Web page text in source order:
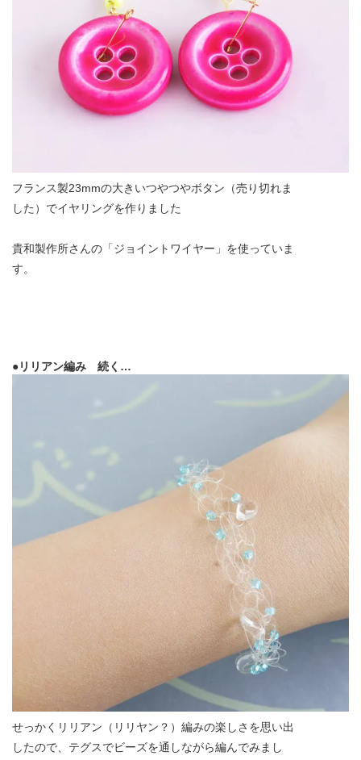
フランス製23mmの大きいつやつやボタン（売り切れま
した）でイヤリングを作りました
貴和製作所さんの「ジョイントワイヤー」を使っていま
す。
●リリアン編み 続く…
せっかくリリアン（リリヤン？）編みの楽しさを思い出
したので、テグスでビーズを通しながら編んでみまし